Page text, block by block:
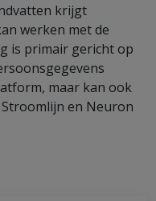
krijgt
werken met de
is primair gericht op
maar kan ook
en Neuron